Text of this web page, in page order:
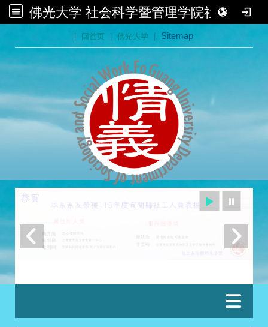
佛光大学 社会科学暨管理学院社会学系
| 回首页 | 佛光大学 | Sitemap